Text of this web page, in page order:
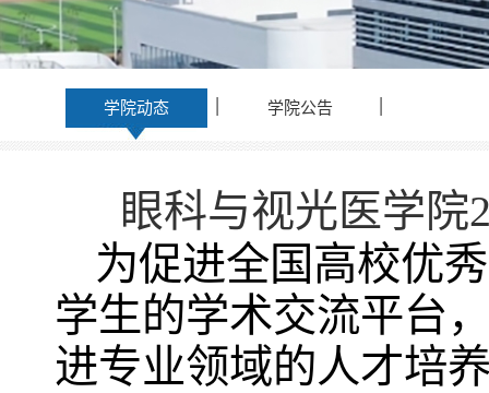
学院动态 学院公告
眼科与视光医学院
为促进全国高校优
学生的学术交流平台
进专业领域的人才培